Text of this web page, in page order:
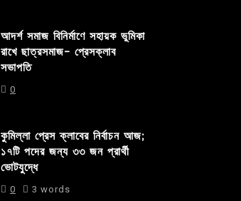
আদর্শ সমাজ বিনির্মাণে সহায়ক ভুমিকা
রাখে ছাত্রসমাজ- প্রেসক্লাব
সভাপতি
0
কুমিল্লা প্রেস ক্লাবের নির্বাচন আজ;
১৭টি পদের জন্য ৩৩ জন প্রার্থী
ভোটযুদ্ধে
0 3 words